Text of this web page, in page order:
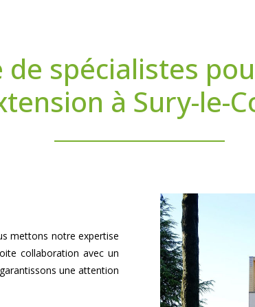
de spécialistes
à Sury-le-
mettons notre expertise
collaboration avec un
une attention